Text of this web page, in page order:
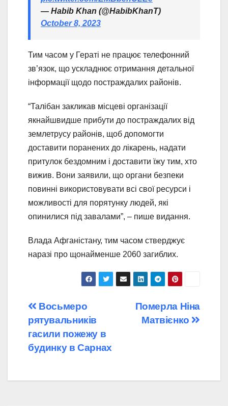
— Habib Khan (@HabibKhanT)
October 8, 2023
Тим часом у Гераті не працює телефонний
зв’язок, що ускладнює отримання детальної
інформації щодо постраждалих районів.
“Талібан закликав місцеві організації
якнайшвидше прибути до постраждалих від
землетрусу районів, щоб допомогти
доставити поранених до лікарень, надати
притулок бездомним і доставити їжу тим, хто
вижив. Вони заявили, що органи безпеки
повинні використовувати всі свої ресурси і
можливості для порятунку людей, які
опинилися під завалами”, – пише видання.
Влада Афганістану, тим часом стверджує
наразі про щонайменше 2060 загиблих.
Навігація
записів
Померла Ніна
Матвієнко
Восьмеро
рятувальників
гасили пожежу в
будинку в Сарнах